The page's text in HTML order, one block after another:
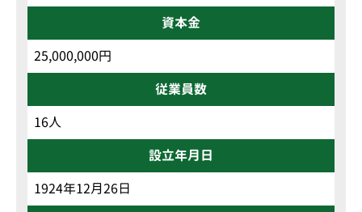
資本金
25,000,000円
従業員数
16人
設立年月日
1924年12月26日